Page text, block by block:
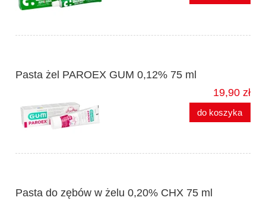
Pasta żel PAROEX GUM 0,12% 75 ml
19,90 zł
do koszyka
Pasta do zębów w żelu 0,20% CHX 75 ml